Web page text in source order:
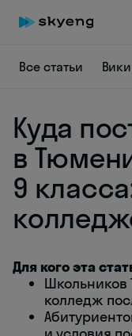
Все статьи Вики
Куда
в
9
Для кого эта
колледж
online